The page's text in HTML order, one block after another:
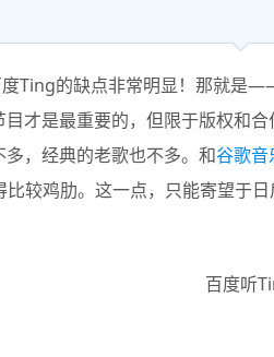
Ting的缺点非常明显！那就是
目才是最重要的，但限于版权和
，经典的老歌也不多。和谷歌音
较鸡肋。这一点，只能寄望于